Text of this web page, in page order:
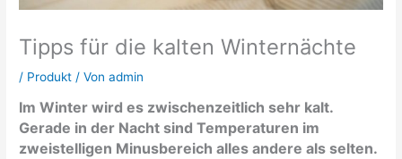
Tipps für die kalten Winternächte
/ Produkt / Vonadmin
Im Winter wird es zwischenzeitlich sehr kalt.
Gerade in der Nacht sind Temperaturen im
zweistelligen Minusbereich alles andere als selten.